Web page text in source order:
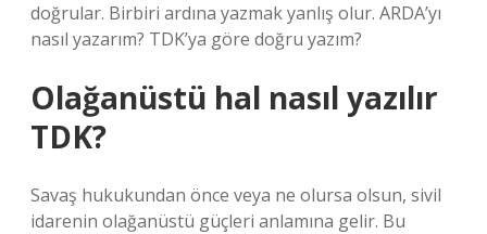
doğrular. Birbiri ardına yazmak yanlış olur. ARDA’yı
nasıl yazarım? TDK’ya göre doğru yazım?
Olağanüstü hal nasıl yazılır
TDK?
Savaş hukukundan önce veya ne olursa olsun, sivil
idarenin olağanüstü güçleri anlamına gelir. Bu